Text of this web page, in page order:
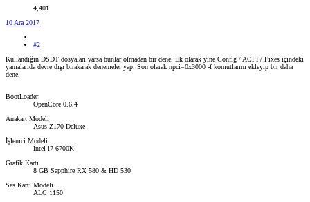
4,401
10 Ara 2017
#2
Kullandığın DSDT dosyaları varsa bunlar olmadan bir dene. Ek olarak yine Config / ACPI / Fixes içindeki
yamalarıda devre dışı bırakarak denemeler yap. Son olarak npci=0x3000 -f komutlarını ekleyip bir daha
dene.
BootLoader
OpenCore 0.6.4
Anakart Modeli
Asus Z170 Deluxe
İşlemci Modeli
Intel i7 6700K
Grafik Kartı
8 GB Sapphire RX 580 & HD 530
Ses Kartı Modeli
ALC 1150